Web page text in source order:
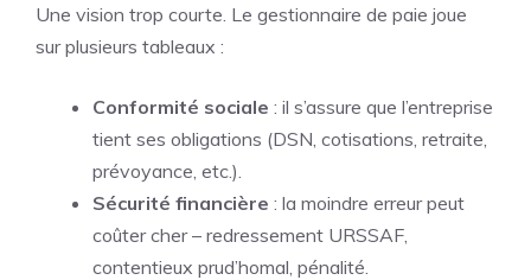
Une vision trop courte. Le gestionnaire de paie joue
sur plusieurs tableaux :
Conformité sociale : il s’assure que l’entreprise
tient ses obligations (DSN, cotisations, retraite,
prévoyance, etc.).
Sécurité financière : la moindre erreur peut
coûter cher – redressement URSSAF,
contentieux prud’homal, pénalité.